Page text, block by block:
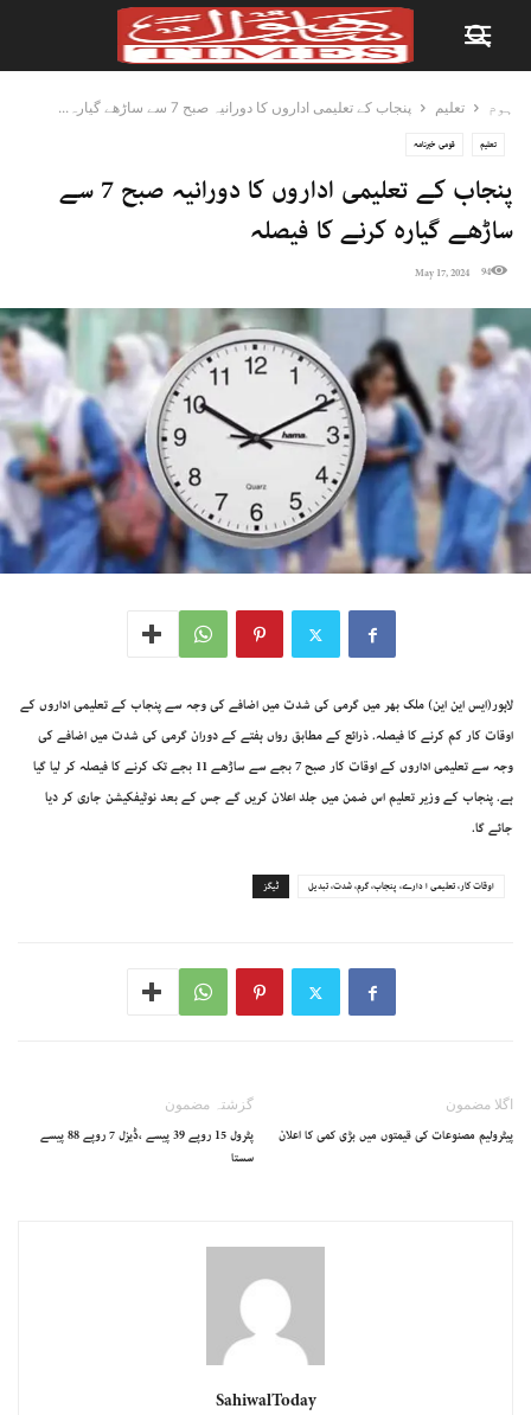
ہوم تعلیم پنجاب کے تعلیمی اداروں کا دورانیہ صبح 7 سے ساڑھے گیارہ...
تعلیم قومی خبرنامہ
پنجاب کے تعلیمی اداروں کا دورانیہ صبح 7 سے
ساڑھے گیارہ کرنے کا فیصلہ
May 17, 2024 94
لاہور(ایس این این) ملک بھر میں گرمی کی شدت میں اضافے کی وجہ سے پنجاب کے تعلیمی اداروں کے
اوقات کار کم کرنے کا فیصلہ. ذرائع کے مطابق رواں ہفتے کے دوران گرمی کی شدت میں اضافے کی
وجہ سے تعلیمی اداروں کے اوقات کار صبح 7 بجے سے ساڑھے 11 بجے تک کرنے کا فیصلہ کر لیا گیا
ہے. پنجاب کے وزیر تعلیم اس ضمن میں جلد اعلان کریں گے جس کے بعد نوٹیفکیشن جاری کر دیا
جائے گا.
ٹیگز اوقات کار، تعلیمی ا دارے، پنجاب، گرم، شدت، تبدیل
گزشتہ مضمون
پٹرول 15 روپے 39 پیسے ،ڈیزل 7 روپے 88 پیسے
سستا
اگلا مضمون
پیٹرولیم مصنوعات کی قیمتوں میں بڑی کمی کا اعلان
SahiwalToday